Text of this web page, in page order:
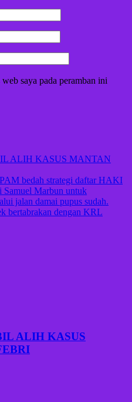
saya pada peramban ini
ALIH KASUS MANTAN
bedah strategi daftar HAKI
Samuel Marbun untuk
jalan damai pupus sudah.
bertabrakan dengan KRL
ALIH KASUS